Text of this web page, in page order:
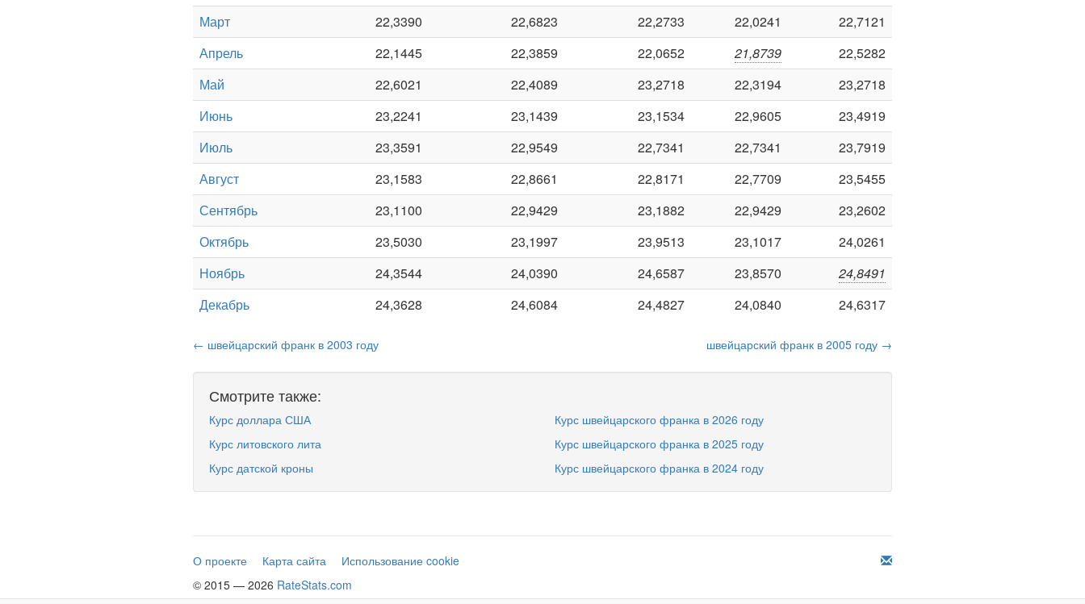
Март
22,3390 22,6823 22,2733 22,0241
22,7121
Апрель
22,1445 22,3859 22,0652 21,8739
22,5282
Май
22,6021 22,4089 23,2718 22,3194
23,2718
Июнь
23,2241 23,1439 23,1534 22,9605
23,4919
Июль
23,3591 22,9549 22,7341 22,7341
23,7919
Август
23,1583 22,8661 22,8171 22,7709
23,5455
Сентябрь
23,1100 22,9429 23,1882 22,9429
23,2602
Октябрь
23,5030 23,1997 23,9513 23,1017
24,0261
Ноябрь
24,3544 24,0390 24,6587 23,8570
24,8491
Декабрь
24,3628 24,6084 24,4827 24,0840 24,6317
← швейцарский франк в 2003 году швейцарский франк в 2005 году →
Смотрите также:
Курс доллара США
Курс литовского лита
Курс датской кроны
Курс швейцарского франка в 2026 году
Курс швейцарского франка в 2025 году
Курс швейцарского франка в 2024 году
О проекте Карта сайта
Использование cookie
© 2015 — 2026 RateStats.com